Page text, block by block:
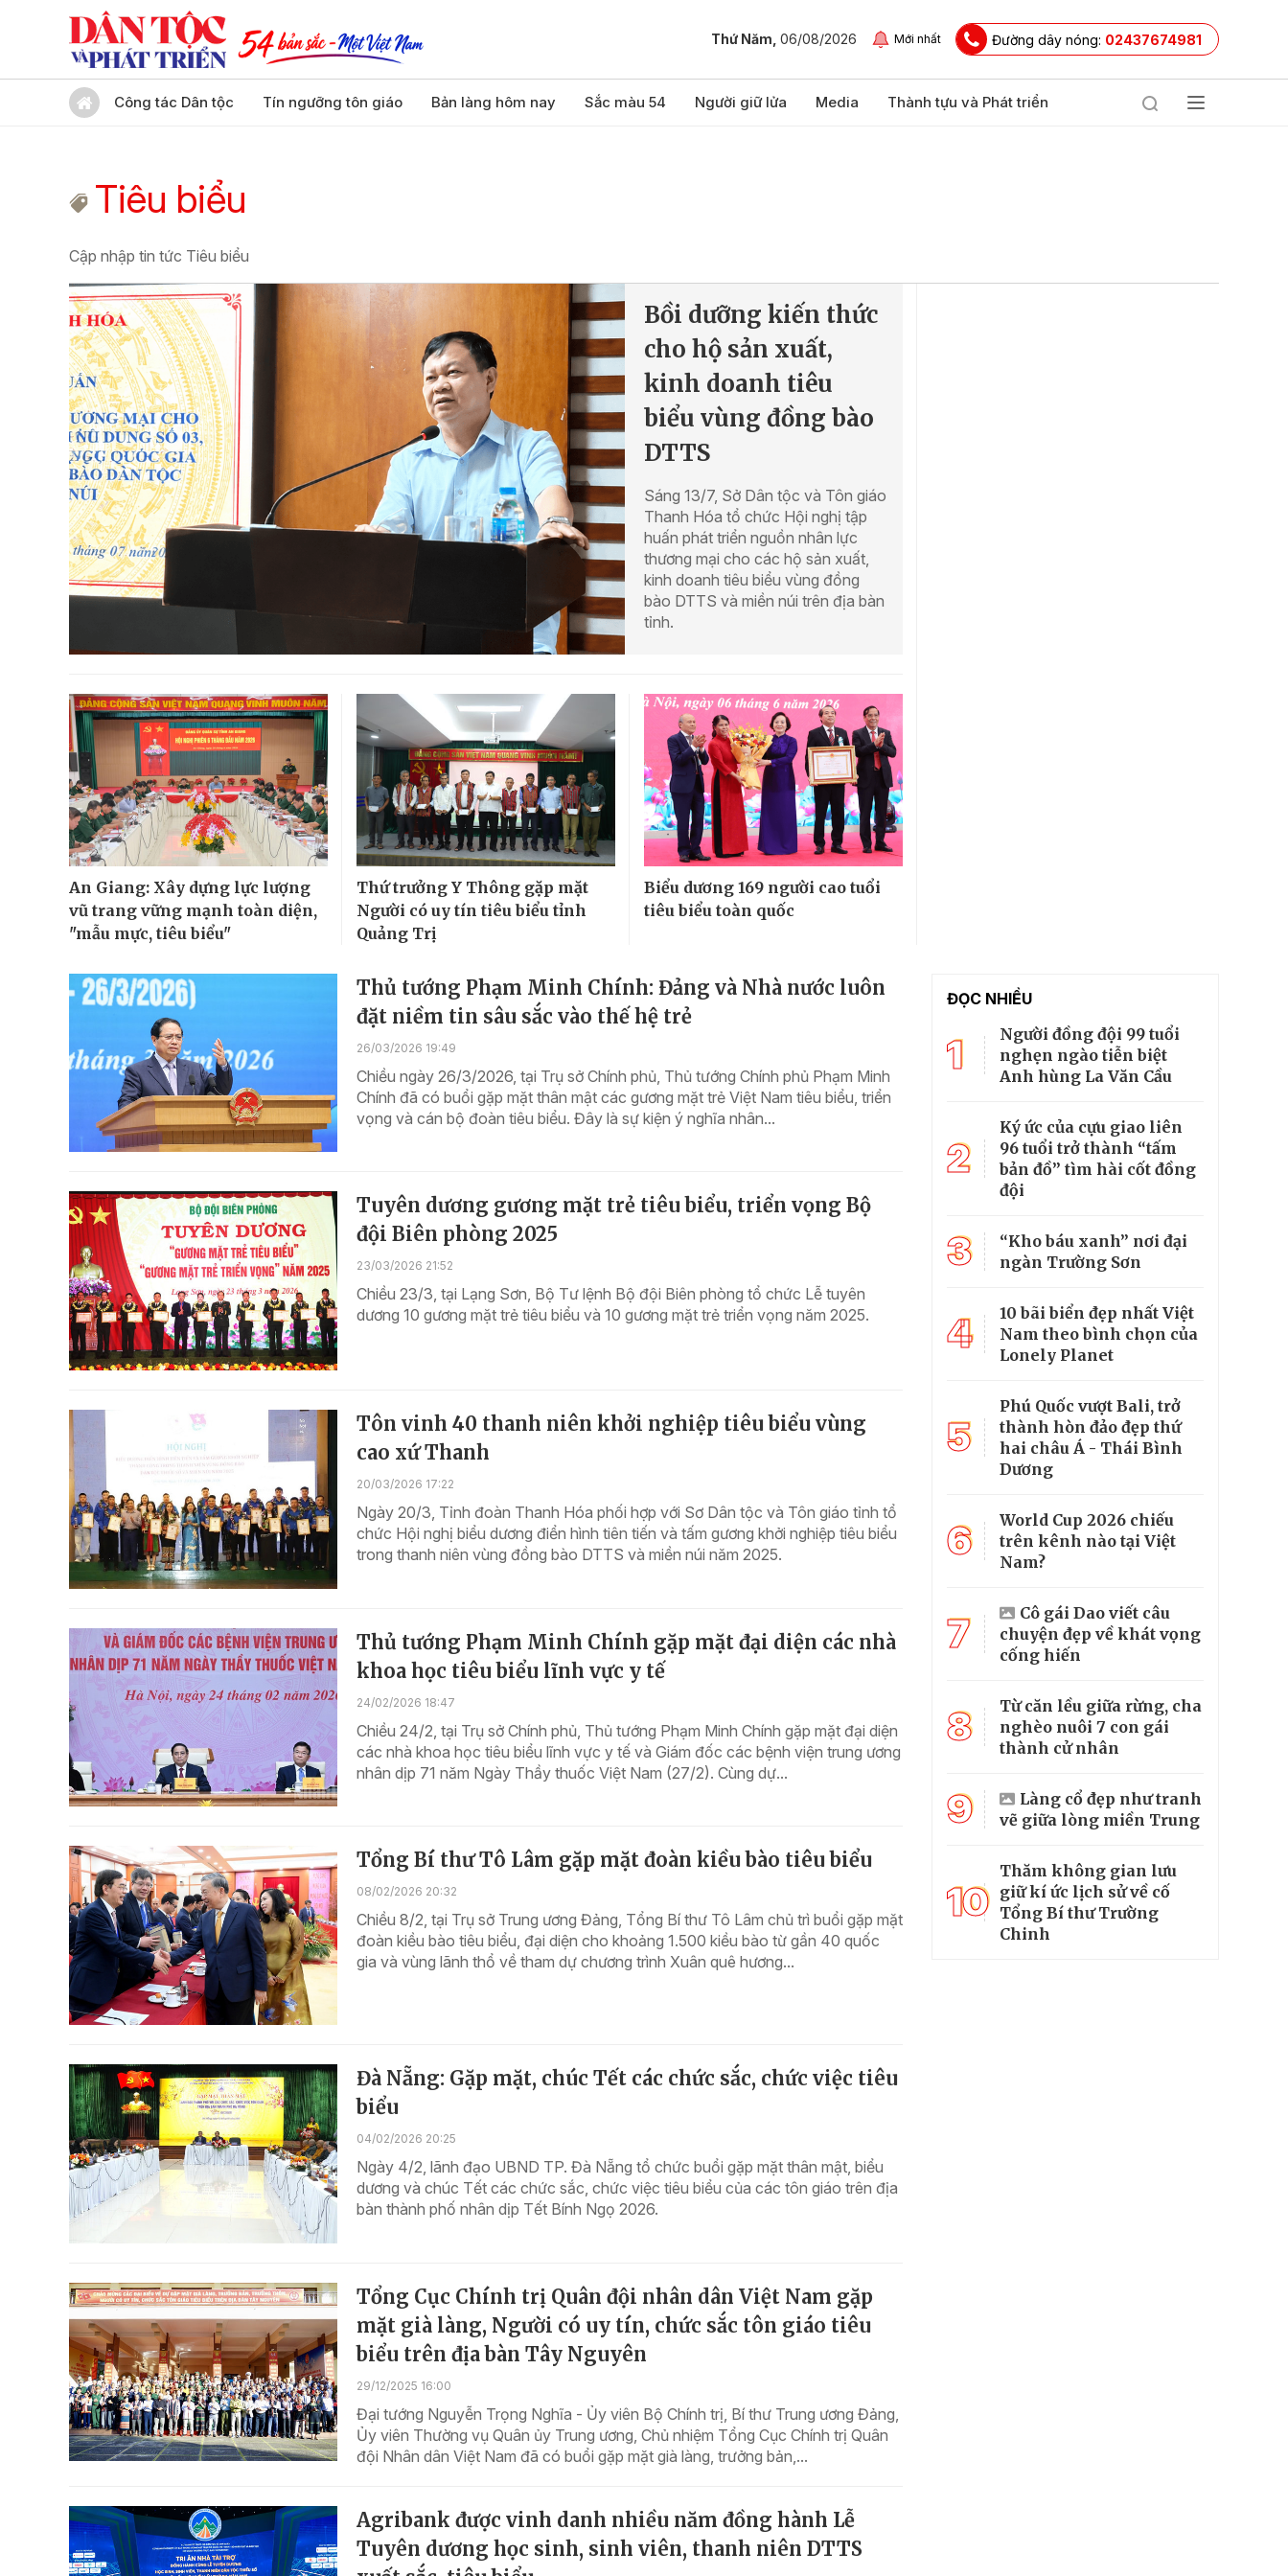
Thứ Năm, 06/08/2026 Mới nhất Đường dây nóng: 02437674981
Công tác Dân tộc Tín ngưỡng tôn giáo Bản làng hôm nay Sắc màu 54 Người giữ lửa Media Thành tựu và Phát triển
Tiêu biểu
Cập nhập tin tức Tiêu biểu
Bồi dưỡng kiến thức
cho hộ sản xuất,
kinh doanh tiêu
biểu vùng đồng bào
DTTS
Sáng 13/7, Sở Dân tộc và Tôn giáo
Thanh Hóa tổ chức Hội nghị tập
huấn phát triển nguồn nhân lực
thương mại cho các hộ sản xuất,
kinh doanh tiêu biểu vùng đồng
bào DTTS và miền núi trên địa bàn
tỉnh.
An Giang: Xây dựng lực lượng
vũ trang vững mạnh toàn diện,
"mẫu mực, tiêu biểu"
Thứ trưởng Y Thông gặp mặt
Người có uy tín tiêu biểu tỉnh
Quảng Trị
Biểu dương 169 người cao tuổi
tiêu biểu toàn quốc
Thủ tướng Phạm Minh Chính: Đảng và Nhà nước luôn
đặt niềm tin sâu sắc vào thế hệ trẻ
26/03/2026 19:49
Chiều ngày 26/3/2026, tại Trụ sở Chính phủ, Thủ tướng Chính phủ Phạm Minh
Chính đã có buổi gặp mặt thân mật các gương mặt trẻ Việt Nam tiêu biểu, triển
vọng và cán bộ đoàn tiêu biểu. Đây là sự kiện ý nghĩa nhân...
Tuyên dương gương mặt trẻ tiêu biểu, triển vọng Bộ
đội Biên phòng 2025
23/03/2026 21:52
Chiều 23/3, tại Lạng Sơn, Bộ Tư lệnh Bộ đội Biên phòng tổ chức Lễ tuyên
dương 10 gương mặt trẻ tiêu biểu và 10 gương mặt trẻ triển vọng năm 2025.
Tôn vinh 40 thanh niên khởi nghiệp tiêu biểu vùng
cao xứ Thanh
20/03/2026 17:22
Ngày 20/3, Tỉnh đoàn Thanh Hóa phối hợp với Sơ Dân tộc và Tôn giáo tỉnh tổ
chức Hội nghị biểu dương điển hình tiên tiến và tấm gương khởi nghiệp tiêu biểu
trong thanh niên vùng đồng bào DTTS và miền núi năm 2025.
Thủ tướng Phạm Minh Chính gặp mặt đại diện các nhà
khoa học tiêu biểu lĩnh vực y tế
24/02/2026 18:47
Chiều 24/2, tại Trụ sở Chính phủ, Thủ tướng Phạm Minh Chính gặp mặt đại diện
các nhà khoa học tiêu biểu lĩnh vực y tế và Giám đốc các bệnh viện trung ương
nhân dịp 71 năm Ngày Thầy thuốc Việt Nam (27/2). Cùng dự...
Tổng Bí thư Tô Lâm gặp mặt đoàn kiều bào tiêu biểu
08/02/2026 20:32
Chiều 8/2, tại Trụ sở Trung ương Đảng, Tổng Bí thư Tô Lâm chủ trì buổi gặp mặt
đoàn kiều bào tiêu biểu, đại diện cho khoảng 1.500 kiều bào từ gần 40 quốc
gia và vùng lãnh thổ về tham dự chương trình Xuân quê hương...
Đà Nẵng: Gặp mặt, chúc Tết các chức sắc, chức việc tiêu
biểu
04/02/2026 20:25
Ngày 4/2, lãnh đạo UBND TP. Đà Nẵng tổ chức buổi gặp mặt thân mật, biểu
dương và chúc Tết các chức sắc, chức việc tiêu biểu của các tôn giáo trên địa
bàn thành phố nhân dịp Tết Bính Ngọ 2026.
Tổng Cục Chính trị Quân đội nhân dân Việt Nam gặp
mặt già làng, Người có uy tín, chức sắc tôn giáo tiêu
biểu trên địa bàn Tây Nguyên
29/12/2025 16:00
Đại tướng Nguyễn Trọng Nghĩa - Ủy viên Bộ Chính trị, Bí thư Trung ương Đảng,
Ủy viên Thường vụ Quân ủy Trung ương, Chủ nhiệm Tổng Cục Chính trị Quân
đội Nhân dân Việt Nam đã có buổi gặp mặt già làng, trưởng bản,...
Agribank được vinh danh nhiều năm đồng hành Lễ
Tuyên dương học sinh, sinh viên, thanh niên DTTS
ĐỌC NHIỀU
1
Người đồng đội 99 tuổi
nghẹn ngào tiễn biệt
Anh hùng La Văn Cầu
2
Ký ức của cựu giao liên
96 tuổi trở thành “tấm
bản đồ” tìm hài cốt đồng
đội
3
“Kho báu xanh” nơi đại
ngàn Trường Sơn
4
10 bãi biển đẹp nhất Việt
Nam theo bình chọn của
Lonely Planet
5
Phú Quốc vượt Bali, trở
thành hòn đảo đẹp thứ
hai châu Á - Thái Bình
Dương
6
World Cup 2026 chiếu
trên kênh nào tại Việt
Nam?
7
Cô gái Dao viết câu
chuyện đẹp về khát vọng
cống hiến
8
Từ căn lều giữa rừng, cha
nghèo nuôi 7 con gái
thành cử nhân
9
Làng cổ đẹp như tranh
vẽ giữa lòng miền Trung
10
Thăm không gian lưu
giữ kí ức lịch sử về cố
Tổng Bí thư Trường
Chinh